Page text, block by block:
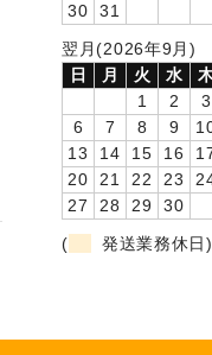
30
31
翌月(2026年9月)
日
月 火 水
1
2 3
6
7 8 9
13
14 15 16
20
21 22 23
27
28 29
30
(
発送業務休日)